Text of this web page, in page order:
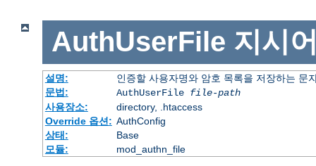
AuthUserFile 지시
설명:
인증할 사용자명와 암호 목록을 저장하는 문
문법:
AuthUserFile file-path
사용장소:
directory, .htaccess
Override 옵션: AuthConfig
상태:
Base
모듈:
mod_authn_file